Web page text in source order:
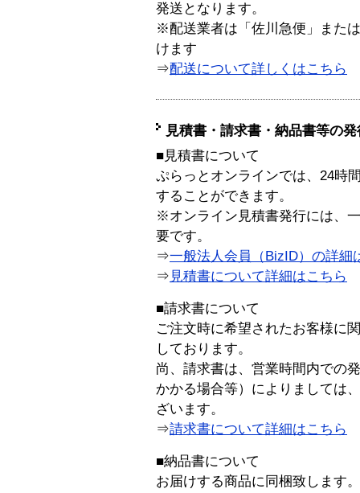
発送となります。
※配送業者は「佐川急便」また
けます
⇒配送について詳しくはこちら
見積書・請求書・納品書等の
■見積書について
ぷらっとオンラインでは、24時
することができます。
※オンライン見積書発行には、
要です。
⇒一般法人会員（BizID）の詳細
⇒ 見積書について詳細はこちら
■請求書について
ご注文時に希望されたお客様に
しております。
尚、請求書は、営業時間内での
かかる場合等）によりましては
ざいます。
⇒請求書について詳細はこちら
■納品書について
お届けする商品に同梱致します。